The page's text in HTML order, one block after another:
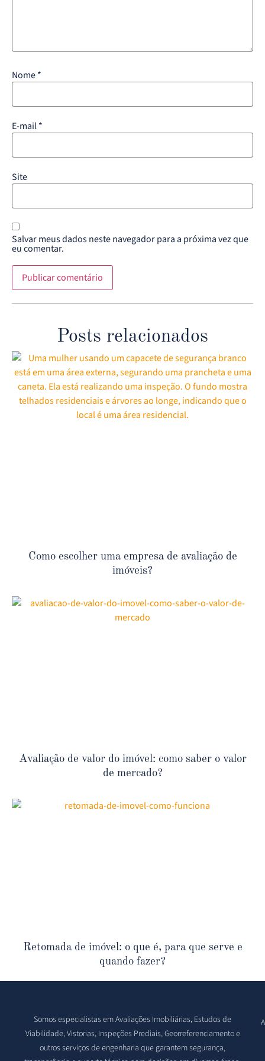
Nome*
E-mail*
Site
Salvar meus dados neste navegador para a próxima vez que
eu comentar.
Posts relacionados
Como escolher uma empresa de avaliação de
imóveis?
Avaliação de valor do imóvel: como saber o valor
de mercado?
Retomada de imóvel: o que é, para que serve e
quando fazer?
Somos especialistas em Avaliações Imobiliárias, Estudos de
Viabilidade, Vistorias, Inspeções Prediais, Georreferenciamento e
outros serviços de engenharia que garantem segurança,